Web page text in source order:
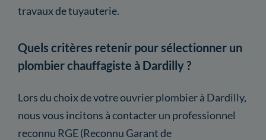
travaux de tuyauterie.
Quels critères retenir pour sélectionner un
plombier chauffagiste à Dardilly ?
Lors du choix de votre ouvrier plombier à Dardilly,
nous vous incitons à contacter un professionnel
reconnu RGE (Reconnu Garant de